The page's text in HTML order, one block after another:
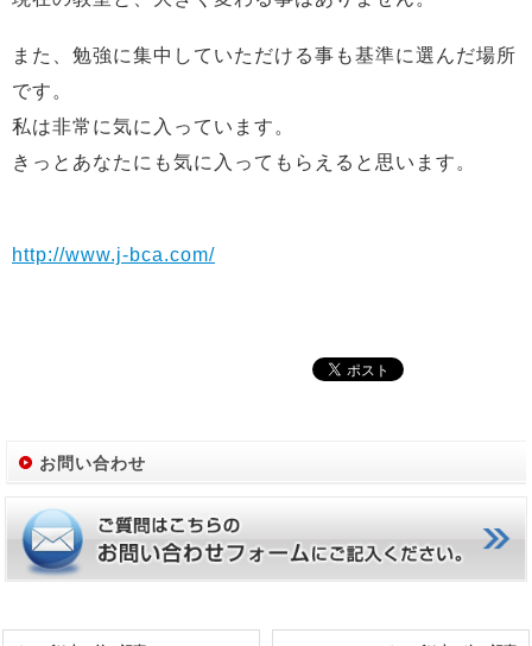
また、勉強に集中していただける事も基準に選んだ場所
です。
私は非常に気に入っています。
きっとあなたにも気に入ってもらえると思います。
http://www.j-bca.com/
お問い合わせ